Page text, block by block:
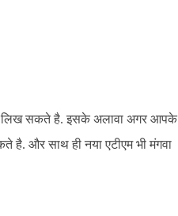
लिख सकते है. इसके अलावा अगर आपके
है. और साथ ही नया एटीएम भी मंगवा